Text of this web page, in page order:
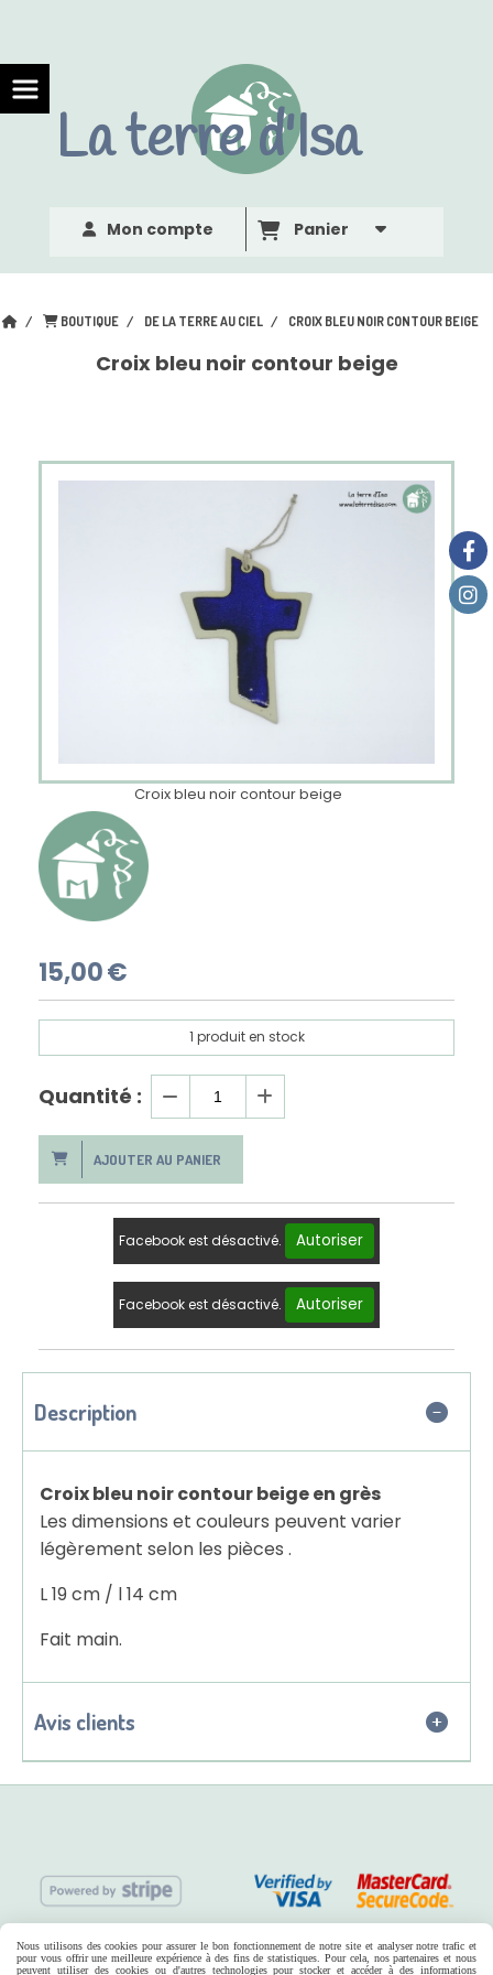
La terre d'Isa
Mon compte Panier
BOUTIQUE DE LA TERRE AU CIEL CROIX BLEU NOIR CONTOUR BEIGE
Croix bleu noir contour beige
Croix bleu noir contour beige
15,00€
1 produit en stock
Quantité :
AJOUTER AU PANIER
Facebook est désactivé. Autoriser
Facebook est désactivé. Autoriser
Description
Croix bleu noir contour beige en grès
Les dimensions et couleurs peuvent varier
légèrement selon les pièces .
L 19 cm / l 14 cm
Fait main.
Avis clients
Nous utilisons des cookies pour assurer le bon fonctionnement de notre site et analyser notre trafic et
pour vous offrir une meilleure expérience à des fins de statistiques. Pour cela, nos partenaires et nous
peuvent utiliser des cookies ou d'autres technologies pour stocker et accéder à des informations